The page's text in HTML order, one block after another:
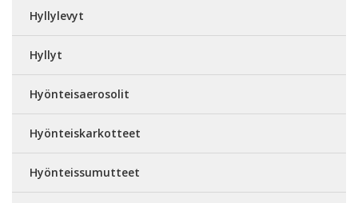
Hyllylevyt
Hyllyt
Hyönteisaerosolit
Hyönteiskarkotteet
Hyönteissumutteet